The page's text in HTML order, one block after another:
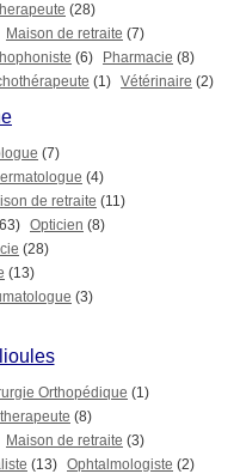
(28)
Maison de retraite (7)
(6) Pharmacie (8)
(1) Vétérinaire (2)
(7)
(4)
de retraite (11)
Opticien (8)
(28)
(13)
(3)
Orthopédique (1)
(8)
Maison de retraite (3)
(13) Ophtalmologiste (2)